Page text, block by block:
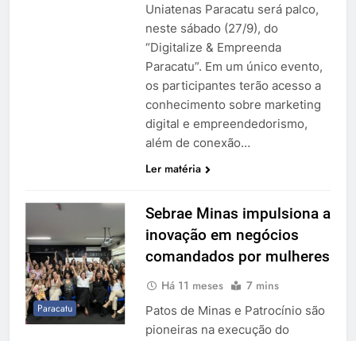
Uniatenas Paracatu será palco,
neste sábado (27/9), do
“Digitalize & Empreenda
Paracatu”. Em um único evento,
os participantes terão acesso a
conhecimento sobre marketing
digital e empreendedorismo,
além de conexão…
Ler matéria
Paracatu
Sebrae Minas impulsiona a
inovação em negócios
comandados por mulheres
Há 11 meses 7 mins
Patos de Minas e Patrocínio são
pioneiras na execução do